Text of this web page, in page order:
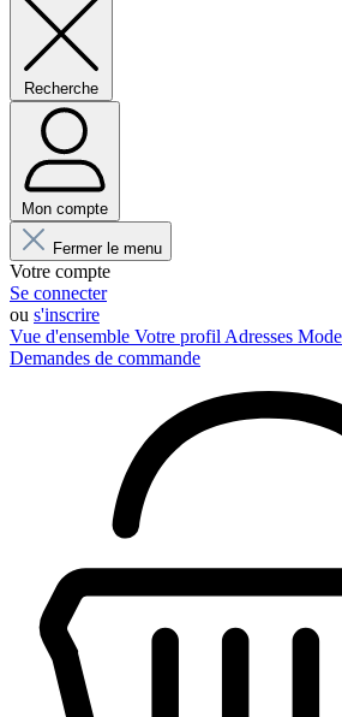
Recherche
Mon compte
Fermer le menu
Votre compte
Se connecter
ou s'inscrire
Vue d'ensemble Votre profil Adresses
Demandes de commande